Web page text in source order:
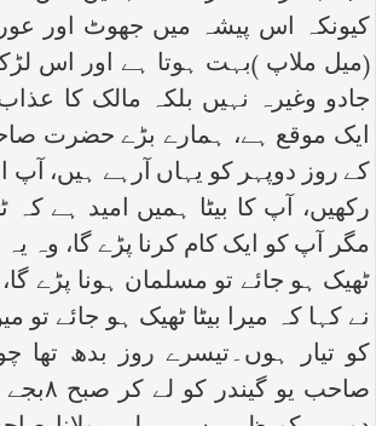
کیونکہ اس پیشہ میں جھوٹ اور
(میل ملاپ )بہت ہوتا ہے اور اس
جادو وغیرہ نہیں بلکہ مالک کا
ایک موقع ہے، ہمارے بڑے حضرت
کے روز دوپہر کو یہاں آرہے ہیں، آپ
رکھیں، آپ کا بیٹا ہمیں امید ہے کہ
مگر آپ کو ایک کام کرنا پڑے گا، وہ یہ
ٹھیک ہو جائے تو مسلمان ہونا پڑے
نے کہا کہ میرا بیٹا ٹھیک ہو جائے
کو تیار ہوں۔تیسرے روز بدھ تھا
صاحب یو